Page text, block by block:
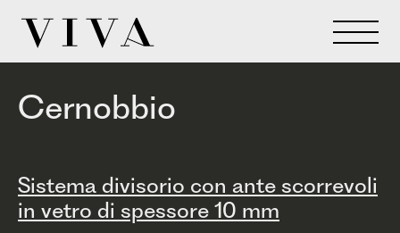
Cernobbio
Sistema divisorio con ante scorrevoli
in vetro di spessore 10 mm